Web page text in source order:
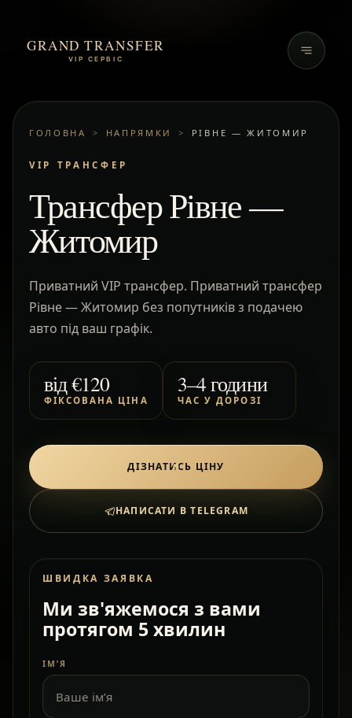
GRAND TRANSFER
VIP СЕРВІС
ГОЛОВНА > НАПРЯМКИ > РІВНЕ — ЖИТОМИР
VIP ТРАНСФЕР
Трансфер Рівне —
Житомир
Приватний VIP трансфер. Приватний трансфер
Рівне — Житомир без попутників з подачею
авто під ваш графік.
від€120
ФІКСОВАНА ЦІНА
3–4 години
ЧАС У ДОРОЗІ
ДІЗНАТИСЬ ЦІНУ
НАПИСАТИ В TELEGRAM
ШВИДКА ЗАЯВКА
Ми зв'яжемося з вами
протягом 5 хвилин
ІМ’Я